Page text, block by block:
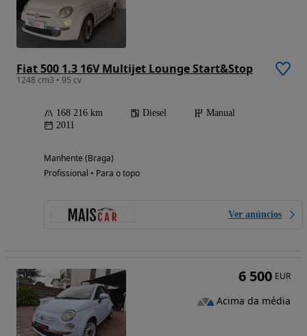
Fiat 500 1.3 16V Multijet Lounge Start&Stop
1248 cm3 • 95 cv
168 216 km Diesel
Manual
2011
Manhente (Braga)
Profissional • Para o topo
Ver anúncios
6 500 EUR
Acima da média